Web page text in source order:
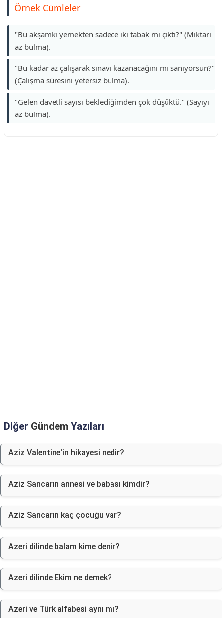
Örnek Cümleler
"Bu akşamki yemekten sadece iki tabak mı çıktı?" (Miktarı
az bulma).
"Bu kadar az çalışarak sınavı kazanacağını mı sanıyorsun?"
(Çalışma süresini yetersiz bulma).
"Gelen davetli sayısı beklediğimden çok düşüktü." (Sayıyı
az bulma).
Diğer Gündem Yazıları
Aziz Valentine'in hikayesi nedir?
Aziz Sancarın annesi ve babası kimdir?
Aziz Sancarın kaç çocuğu var?
Azeri dilinde balam kime denir?
Azeri dilinde Ekim ne demek?
Azeri ve Türk alfabesi aynı mı?